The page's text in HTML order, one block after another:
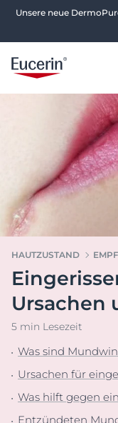
Unsere neue
HAUTZUSTAND
Ursachen
5 min Lesezeit
Was sind
Ursachen für
Was hilft gegen
Entzündeten